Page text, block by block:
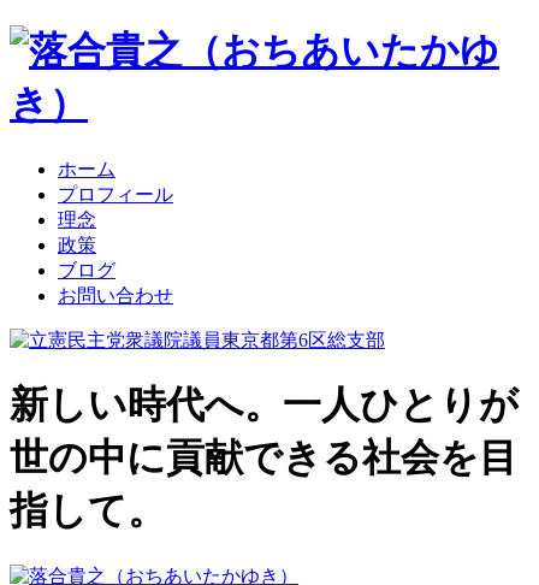
ホーム
プロフィール
理念
政策
ブログ
お問い合わせ
新しい時代へ。一人ひとりが
世の中に貢献できる社会を目
指して。